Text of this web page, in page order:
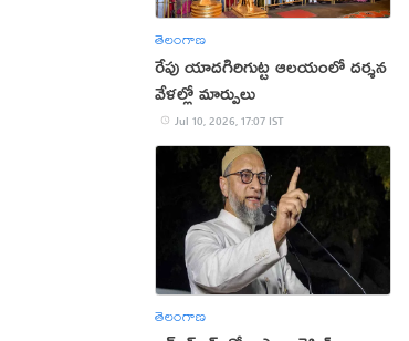
తెలంగాణ
రేపు యాదగిరిగుట్ట ఆలయంలో దర్శన
వేళల్లో మార్పులు
Jul 10, 2026, 17:07 IST
తెలంగాణ